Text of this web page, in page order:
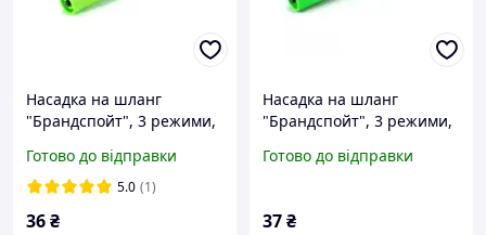
Насадка на шланг
"Брандспойт", 3 режими,
миття інвентарю, Presto-
PS арт.7201G
Готово до відправки
5.0 (1)
36₴
Насадка на шланг
"Брандспойт", 3 режими,
миття, Presto-PS
Готово до відправки
37₴